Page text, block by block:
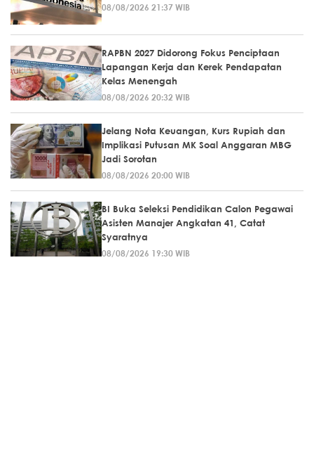
08/08/2026 21:37 WIB
RAPBN 2027 Didorong Fokus Penciptaan
Lapangan Kerja dan Kerek Pendapatan
Kelas Menengah
08/08/2026 20:32 WIB
Jelang Nota Keuangan, Kurs Rupiah dan
Implikasi Putusan MK Soal Anggaran MBG
Jadi Sorotan
08/08/2026 20:00 WIB
BI Buka Seleksi Pendidikan Calon Pegawai
Asisten Manajer Angkatan 41, Catat
Syaratnya
08/08/2026 19:30 WIB